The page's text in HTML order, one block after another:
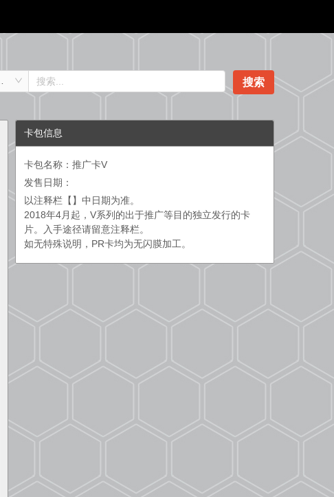
搜索
卡包信息
卡包名称：推广卡V
发售日期：
以注释栏【】中日期为准。
2018年4月起，V系列的出于推广等目的独立发行的卡
片。入手途径请留意注释栏。
如无特殊说明，PR卡均为无闪膜加工。